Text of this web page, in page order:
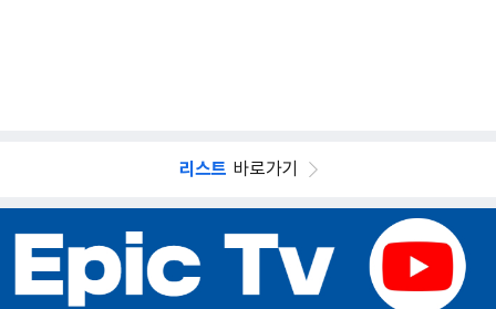
리스트 바로가기